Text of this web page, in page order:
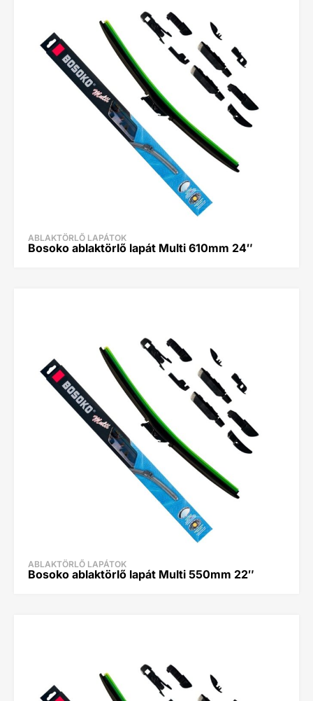
ABLAKTÖRLŐ LAPÁTOK
Bosoko ablaktörlő lapát Multi 610mm 24″
ABLAKTÖRLŐ LAPÁTOK
Bosoko ablaktörlő lapát Multi 550mm 22″